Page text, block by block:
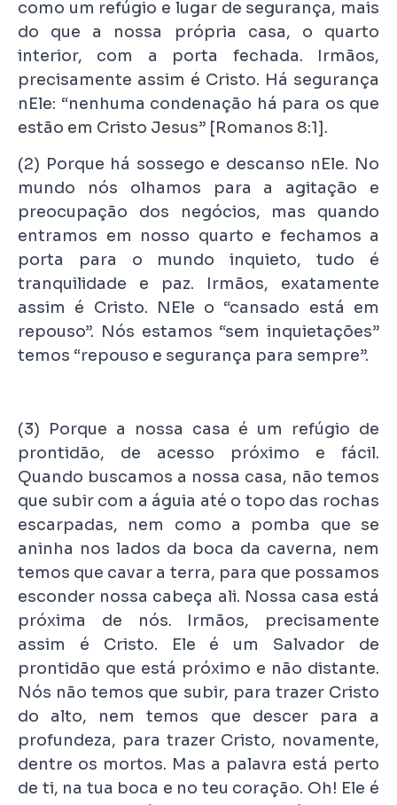
como um refúgio e lugar de segurança, mais
do que a nossa própria casa, o quarto
interior, com a porta fechada. Irmãos,
precisamente assim é Cristo. Há segurança
nEle: “nenhuma condenação há para os que
estão em Cristo Jesus” [Romanos 8:1].
(2) Porque há sossego e descanso nEle. No
mundo nós olhamos para a agitação e
preocupação dos negócios, mas quando
entramos em nosso quarto e fechamos a
porta para o mundo inquieto, tudo é
tranquilidade e paz. Irmãos, exatamente
assim é Cristo. NEle o “cansado está em
repouso”. Nós estamos “sem inquietações”
temos “repouso e segurança para sempre”.
(3) Porque a nossa casa é um refúgio de
prontidão, de acesso próximo e fácil.
Quando buscamos a nossa casa, não temos
que subir com a águia até o topo das rochas
escarpadas, nem como a pomba que se
aninha nos lados da boca da caverna, nem
temos que cavar a terra, para que possamos
esconder nossa cabeça ali. Nossa casa está
próxima de nós. Irmãos, precisamente
assim é Cristo. Ele é um Salvador de
prontidão que está próximo e não distante.
Nós não temos que subir, para trazer Cristo
do alto, nem temos que descer para a
profundeza, para trazer Cristo, novamente,
dentre os mortos. Mas a palavra está perto
de ti, na tua boca e no teu coração. Oh! Ele é